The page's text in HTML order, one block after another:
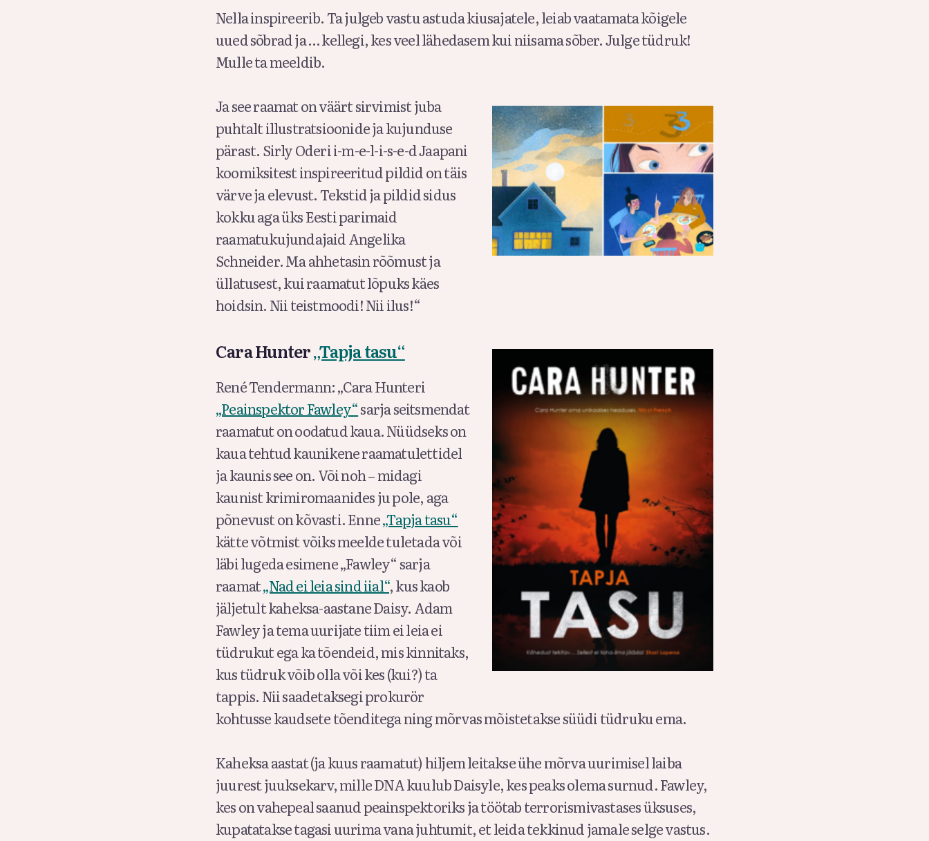
Nella inspireerib. Ta julgeb vastu astuda kiusajatele, leiab vaatamata kõigele
uued sõbrad ja … kellegi, kes veel lähedasem kui niisama sõber. Julge tüdruk!
Mulle ta meeldib.
Ja see raamat on väärt sirvimist juba
puhtalt illustratsioonide ja kujunduse
pärast. Sirly Oderi i-m-e-l-i-s-e-d Jaapani
koomiksitest inspireeritud pildid on täis
värve ja elevust. Tekstid ja pildid sidus
kokku aga üks Eesti parimaid
raamatukujundajaid Angelika
Schneider. Ma ahhetasin rõõmust ja
üllatusest, kui raamatut lõpuks käes
hoidsin. Nii teistmoodi! Nii ilus!“
Cara Hunter„Tapja tasu“
René Tendermann: „Cara Hunteri
„Peainspektor Fawley“sarja seitsmendat
raamatut on oodatud kaua. Nüüdseks on
kaua tehtud kaunikene raamatulettidel
ja kaunis see on. Või noh – midagi
kaunist krimiromaanides ju pole, aga
põnevust on kõvasti. Enne„Tapja tasu“
kätte võtmist võiks meelde tuletada või
läbi lugeda esimene „Fawley“ sarja
raamat„Nad ei leia sind iial“, kus kaob
jäljetult kaheksa-aastane Daisy. Adam
Fawley ja tema uurijate tiim ei leia ei
tüdrukut ega ka tõendeid, mis kinnitaks,
kus tüdruk võib olla või kes (kui?) ta
tappis. Nii saadetaksegi prokurör
kohtusse kaudsete tõenditega ning mõrvas mõistetakse süüdi tüdruku ema.
Kaheksa aastat (ja kuus raamatut) hiljem leitakse ühe mõrva uurimisel laiba
juurest juuksekarv, mille DNA kuulub Daisyle, kes peaks olema surnud. Fawley,
kes on vahepeal saanud peainspektoriks ja töötab terrorismivastases üksuses,
kupatatakse tagasi uurima vana juhtumit, et leida tekkinud jamale selge vastus.